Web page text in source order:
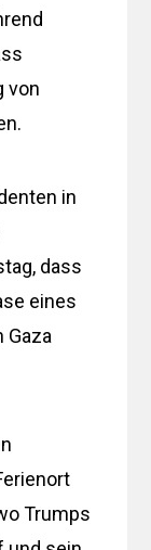
von
in
dass
eines
Trumps